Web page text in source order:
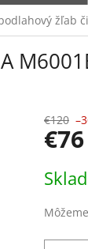
žľab
€120
€76
cena: